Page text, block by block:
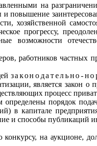
на
повышение
хозяйственной
прогрессу,
возможности
работников частных
законодательно-
является закон
процесс
порядок
в капитале
и способы
на аукционе,